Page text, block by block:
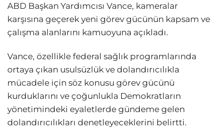
ABD Başkan Yardımcısı Vance, kameralar
karşısına geçerek yeni görev gücünün kapsam ve
çalışma alanlarını kamuoyuna açıkladı.
Vance, özellikle federal sağlık programlarında
ortaya çıkan usulsüzlük ve dolandırıcılıkla
mücadele için söz konusu görev gücünü
kurduklarını ve çoğunlukla Demokratların
yönetimindeki eyaletlerde gündeme gelen
dolandırıcılıkları denetleyeceklerini belirtti.